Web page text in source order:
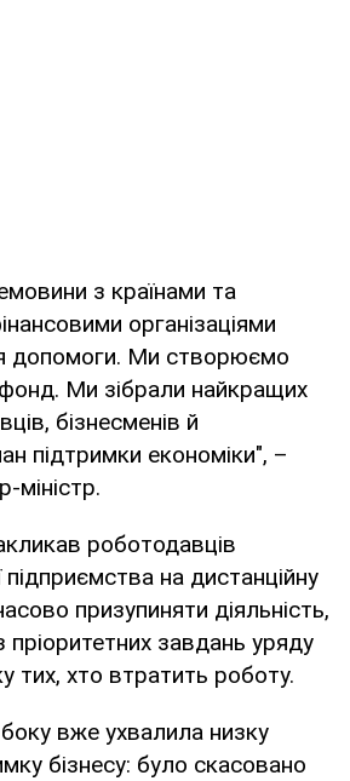
з країнами та
організаціями
допомоги. Ми створюємо
фонд. Ми зібрали найкращих
бізнесменів й
підтримки економіки", –
міністр.
роботодавців
на дистанційну
призупиняти діяльність,
пріоритетних завдань уряду
тих, хто втратить роботу.
вже ухвалила низку
бізнесу: було скасовано